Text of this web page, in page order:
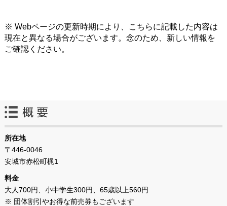
※ Webページの更新時期により、こちらに記載した内容は
現在と異なる場合がございます。念のため、新しい情報を
ご確認ください。
所在地
〒446-0046
安城市赤松町梶1
料金
大人700円、小中学生300円、65歳以上560円
※ 団体割引やお得な前売券もございます